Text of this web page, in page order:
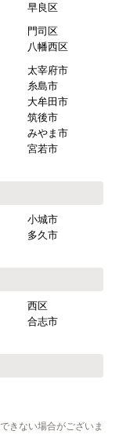
早良区
門司区
八幡西区
太宰府市
糸島市
大牟田市
筑後市
みやま市
宮若市
小城市
多久市
西区
合志市
きない場合がございま